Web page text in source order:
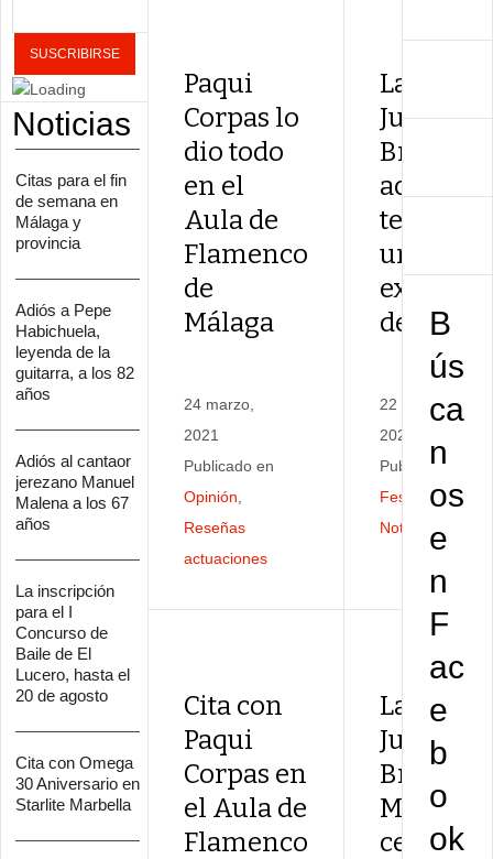
Paqui
Corpas lo
dio todo
en el
Aula de
Flamenco
de
Málaga
24 marzo,
2021
Publicado en
Opinión
Reseñas
actuaciones
La Peña
Juan
Breva
acoge
tertulia y
una
de la
22 marzo,
2021
Publicado en
Festivales,
Noticias
Cita con
Paqui
Corpas en
el Aula de
Flamenco
La Peña
Juan
Breva de
Málaga
celebra
B
ús
ca
n
os
e
n
F
ac
e
b
o
ok
Noticias
Citas para el fin
de semana en
Málaga y
provincia
Adiós a Pepe
Habichuela,
leyenda de la
guitarra, a los 82
años
Adiós al cantaor
jerezano Manuel
Malena a los 67
años
La inscripción
para el I
Concurso de
Baile de El
Lucero, hasta el
20 de agosto
Cita con Omega
30 Aniversario en
Starlite Marbella